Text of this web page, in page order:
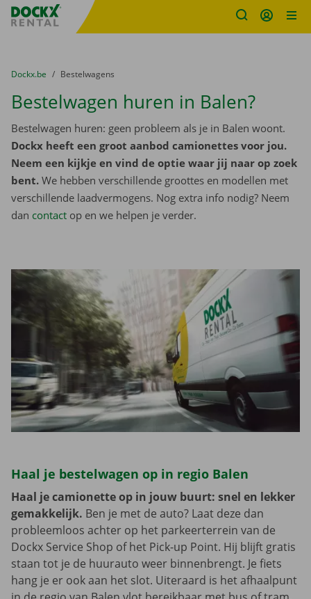
Fratello DEMO
U bevindt zich hier:
van
Dockx.be naar
Bestelwagens
Bestelwagen huren in Balen?
Bestelwagen huren: geen probleem als je in Balen woont.
Dockx heeft een groot aanbod camionettes voor jou.
Neem een kijkje en vind de optie waar jij naar op zoek
bent. We hebben verschillende groottes en modellen met
verschillende laadvermogens. Nog extra info nodig? Neem
dan contact op en we helpen je verder.
Haal je bestelwagen op in regio Balen
Haal je camionette op in jouw buurt: snel en lekker
gemakkelijk. Ben je met de auto? Laat deze dan
probleemloos achter op het parkeerterrein van de
Dockx Service Shop of het Pick-up Point. Hij blijft gratis
staan tot je de huurauto weer binnenbrengt. Je fiets
hang je er ook aan het slot. Uiteraard is het afhaalpunt